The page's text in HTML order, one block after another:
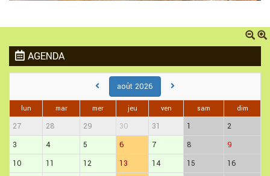
AGENDA
août 2026
lun mar mer jeu ven sam dim
27 28 29 30 31 1
2
3
4 5 6 7 8
9
10
11 12 13 14 15
16